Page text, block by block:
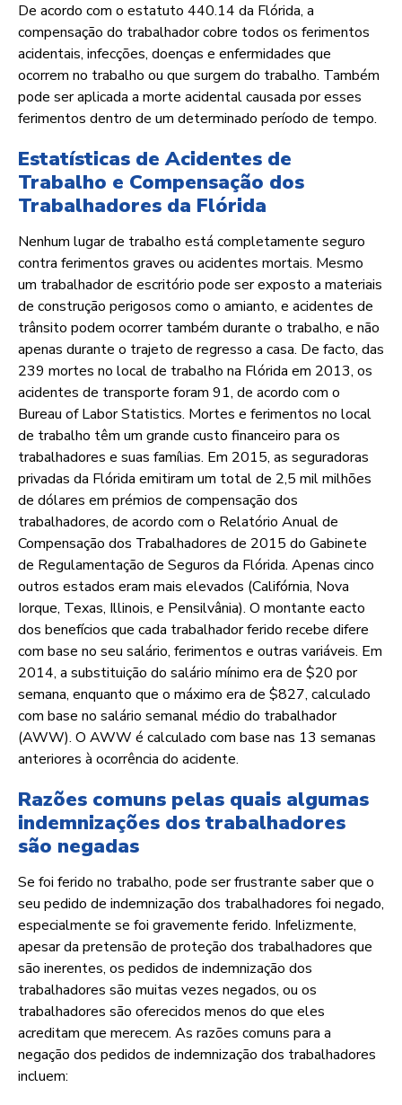
De acordo com o estatuto 440.14 da Flórida, a
compensação do trabalhador cobre todos os ferimentos
acidentais, infecções, doenças e enfermidades que
ocorrem no trabalho ou que surgem do trabalho. Também
pode ser aplicada a morte acidental causada por esses
ferimentos dentro de um determinado período de tempo.
Estatísticas de Acidentes de
Trabalho e Compensação dos
Trabalhadores da Flórida
Nenhum lugar de trabalho está completamente seguro
contra ferimentos graves ou acidentes mortais. Mesmo
um trabalhador de escritório pode ser exposto a materiais
de construção perigosos como o amianto, e acidentes de
trânsito podem ocorrer também durante o trabalho, e não
apenas durante o trajeto de regresso a casa. De facto, das
239 mortes no local de trabalho na Flórida em 2013, os
acidentes de transporte foram 91, de acordo com o
Bureau of Labor Statistics. Mortes e ferimentos no local
de trabalho têm um grande custo financeiro para os
trabalhadores e suas famílias. Em 2015, as seguradoras
privadas da Flórida emitiram um total de 2,5 mil milhões
de dólares em prémios de compensação dos
trabalhadores, de acordo com o Relatório Anual de
Compensação dos Trabalhadores de 2015 do Gabinete
de Regulamentação de Seguros da Flórida. Apenas cinco
outros estados eram mais elevados (Califórnia, Nova
Iorque, Texas, Illinois, e Pensilvânia). O montante eacto
dos benefícios que cada trabalhador ferido recebe difere
com base no seu salário, ferimentos e outras variáveis. Em
2014, a substituição do salário mínimo era de $20 por
semana, enquanto que o máximo era de $827, calculado
com base no salário semanal médio do trabalhador
(AWW). O AWW é calculado com base nas 13 semanas
anteriores à ocorrência do acidente.
Razões comuns pelas quais algumas
indemnizações dos trabalhadores
são negadas
Se foi ferido no trabalho, pode ser frustrante saber que o
seu pedido de indemnização dos trabalhadores foi negado,
especialmente se foi gravemente ferido. Infelizmente,
apesar da pretensão de proteção dos trabalhadores que
são inerentes, os pedidos de indemnização dos
trabalhadores são muitas vezes negados, ou os
trabalhadores são oferecidos menos do que eles
acreditam que merecem. As razões comuns para a
negação dos pedidos de indemnização dos trabalhadores
incluem: